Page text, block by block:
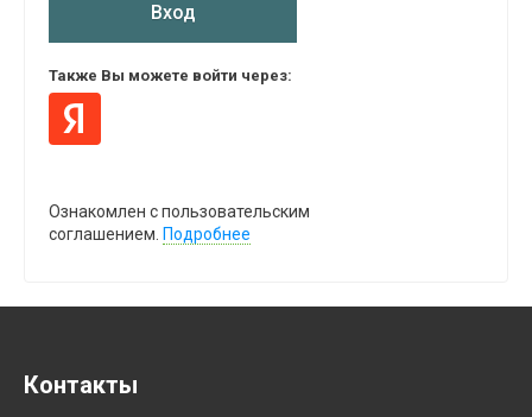
Вход
Также Вы можете войти через:
Ознакомлен с пользовательским
соглашением. Подробнее
Контакты